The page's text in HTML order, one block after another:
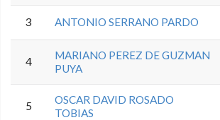
3 ANTONIO SERRANO PARDO
4
MARIANO PEREZ DE GUZMAN
PUYA
5
OSCAR DAVID ROSADO
TOBIAS